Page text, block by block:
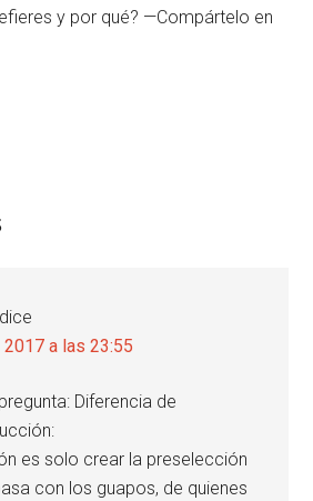
y por qué? —Compártelo en
dice
2017 a las 23:55
Diferencia de
es solo crear la preselección
con los guapos, de quienes